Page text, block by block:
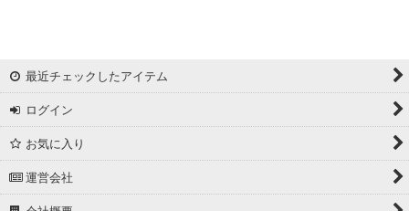
マドラスチェック
ドビー
撥水加工
起毛生地
最近チェックしたアイテム
ログイン
お気に入り
運営会社